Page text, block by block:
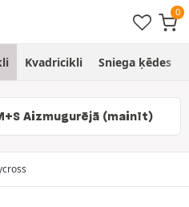
Kvadricikli Sniega ķēdes
Aizmugurējā (mainīt)